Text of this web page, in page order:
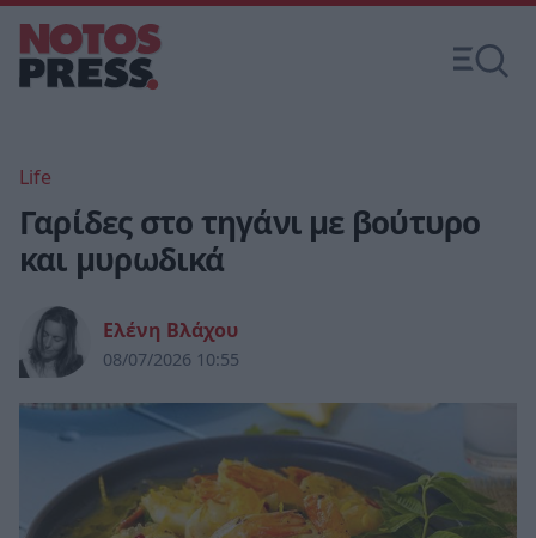
Life
Γαρίδες στο τηγάνι με βούτυρο
και μυρωδικά
Ελένη Βλάχου
08/07/2026 10:55